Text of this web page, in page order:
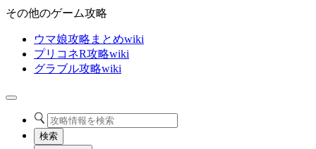
その他のゲーム攻略
ウマ娘攻略まとめwiki
プリコネR攻略wiki
グラブル攻略wiki
検索